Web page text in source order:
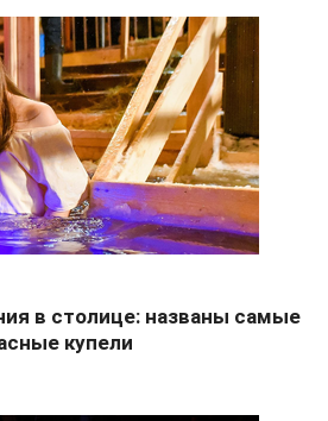
в столице: названы самые
купели